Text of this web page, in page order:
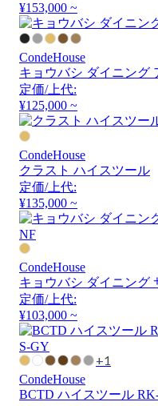
¥153,000 ~
CondeHouse
キョウバシ ダイニング
定価/上代:
¥125,000 ~
CondeHouse
クラスト ハイスツール
定価/上代:
¥135,000 ~
CondeHouse
キョウバシ ダイニング
定価/上代:
¥103,000 ~
+1
CondeHouse
BCTD ハイスツール